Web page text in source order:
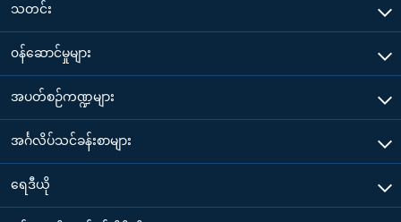
သတင်း
၀န်ဆောင်မှုများ
အပတ်စဉ်ကဏ္ဍများ
အင်္ဂလိပ်သင်ခန်းစာများ
ရေဒီယို